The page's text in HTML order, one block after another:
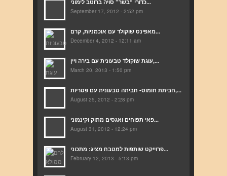
כדורי “בשר” סויה ברוטב לימוני...
September 17, 2012 - 2:52 pm
מאפינס שוקולד עם אוכמניות, קרם...
December 4, 2012 - 12:11 am
עוגת שוקולד טבעונית עם בירה ויין,...
March 20, 2013 - 1:50 pm
חביתת חומוס- חביתה טבעונית עם פטריות,...
August 25, 2012 - 2:28 pm
פאי תפוחים ואגסים מתוק וקינמוני...
August 31, 2012 - 12:24 pm
פרוייקט שותפות למטבח מציג: מתכוני...
February 12, 2013 - 5:13 pm